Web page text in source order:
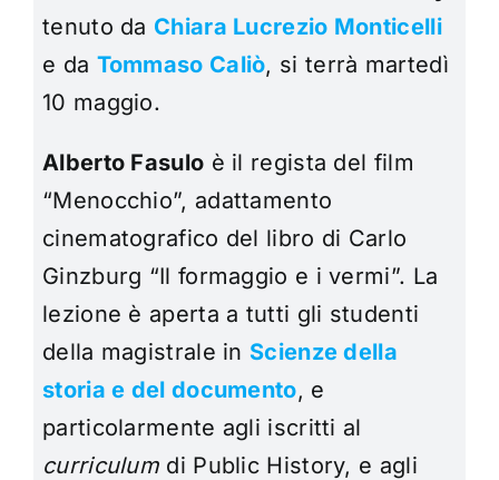
tenuto da Chiara Lucrezio Monticelli
e da Tommaso Caliò, si terrà martedì
10 maggio.
Alberto Fasulo è il regista del film
“Menocchio”, adattamento
cinematografico del libro di Carlo
Ginzburg “Il formaggio e i vermi”. La
lezione è aperta a tutti gli studenti
della magistrale in Scienze della
storia e del documento, e
particolarmente agli iscritti al
curriculum di Public History, e agli